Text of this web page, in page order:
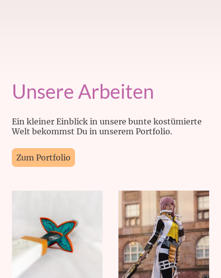
Unsere Arbeiten
Ein kleiner Einblick in unsere bunte kostümierte
Welt bekommst Du in unserem Portfolio.
Zum Portfolio